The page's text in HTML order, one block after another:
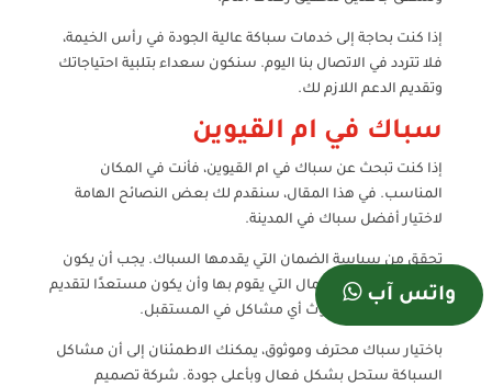
إذا كنت بحاجة إلى خدمات سباكة عالية الجودة في رأس الخيمة،
فلا تتردد في الاتصال بنا اليوم. سنكون سعداء بتلبية احتياجاتك
وتقديم الدعم اللازم لك.
سباك في ام القيوين
إذا كنت تبحث عن سباك في ام القيوين، فأنت في المكان
المناسب. في هذا المقال، سنقدم لك بعض النصائح الهامة
لاختيار أفضل سباك في المدينة.
تحقق من سياسة الضمان التي يقدمها السباك. يجب أن يكون
لديه ضمان على الأعمال التي يقوم بها وأن يكون مستعدًا لتقديم
الصيانة في حالة حدوث أي مشاكل في المستقبل.
باختيار سباك محترف وموثوق، يمكنك الاطمئنان إلى أن مشاكل
السباكة ستحل بشكل فعال وبأعلى جودة. شركة تصميم
واتس آب